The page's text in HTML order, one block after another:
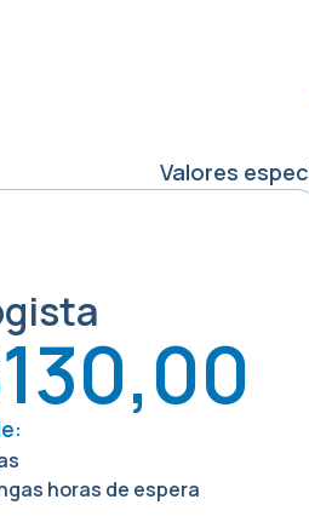
Valores
horas de espera